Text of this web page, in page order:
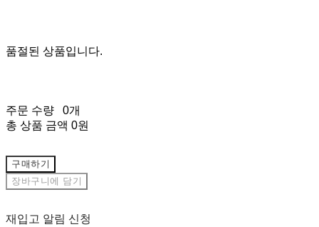
품절된 상품입니다.
주문 수량
0개
총 상품 금액 0원
구매하기
장바구니에 담기
재입고 알림 신청